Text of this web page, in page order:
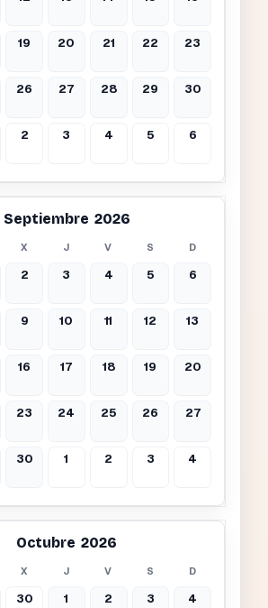
19 20 21 22 23
26 27 28 29 30
2 3 4 5 6
Septiembre 2026
X J V S D
2 3 4 5 6
9 10 11 12 13
16 17 18 19 20
23 24 25 26 27
30 1 2 3 4
Octubre 2026
X J V S D
30 1 2 3 4